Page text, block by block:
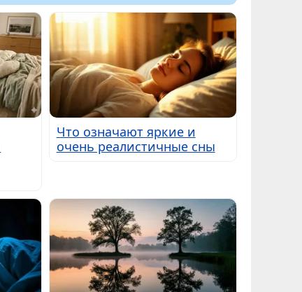
Что означают яркие и
очень реалистичные сны